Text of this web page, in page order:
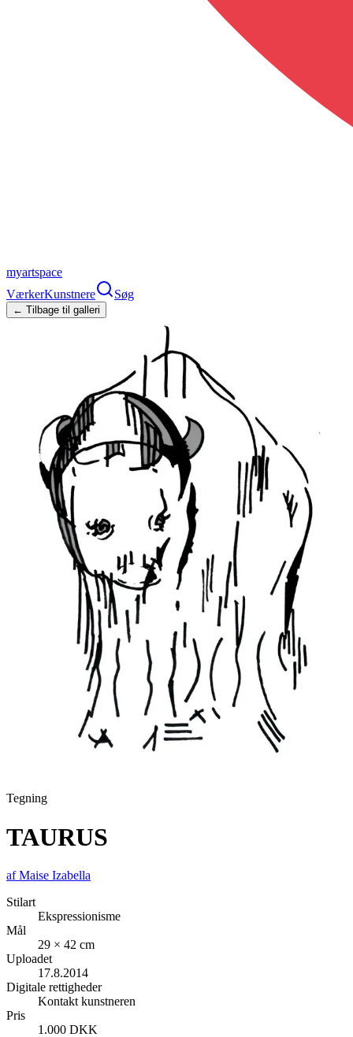
myartspace
VærkerKunstnere Søg
← Tilbage til galleri
Tegning
TAURUS
afMaise Izabella
Stilart
Ekspressionisme
Mål
29 × 42 cm
Uploadet
17.8.2014
Digitale rettigheder
Kontakt kunstneren
Pris
1.000 DKK